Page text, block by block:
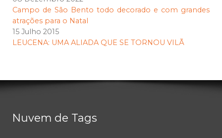
Campo de São Bento todo decorado e com grandes
atrações para o Natal
15 Julho 2015
LEUCENA: UMA ALIADA QUE SE TORNOU VILÃ
Nuvem de Tags